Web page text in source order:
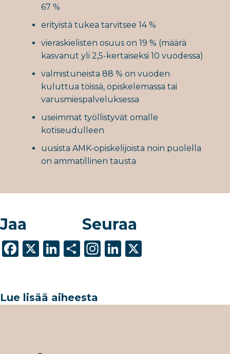
67 %
erityistä tukea tarvitsee 14 %
vieraskielisten osuus on 19 % (määrä
kasvanut yli 2,5-kertaiseksi 10 vuodessa)
valmistuneista 88 % on vuoden
kuluttua töissä, opiskelemassa tai
varusmiespalveluksessa
useimmat työllistyvät omalle
kotiseudulleen
uusista AMK-opiskelijoista noin puolella
on ammatillinen tausta
Jaa
F
e
X
Li
e
S
e
Seuraa
In Li
Lue lisää aiheesta